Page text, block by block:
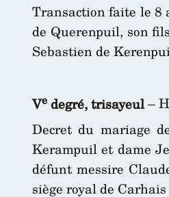
Transaction faite le 8
de Querenpuil, son
Sebastien de
Ve degré, trisayeul–
Decret du mariage
Kerampuil et dame
défunt messire
siège royal de